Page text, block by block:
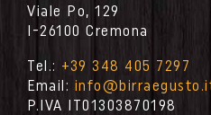
Viale Po, 129
I-26100 Cremona
Tel.: +39 348 405 7297
Email:
P.IVA IT01303870198